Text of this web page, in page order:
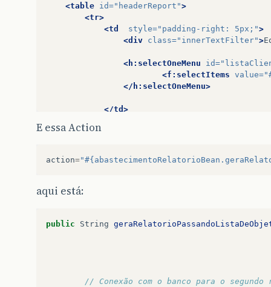
<table id="headerReport">
<tr>
<td
style="padding-right: 5px;">
<div class="innerTextFilter">
<h:selectOneMenu id=
<f:selectItems value=
</h:selectOneMenu>
</td>
<h:selectOneMenu
<f:selectItems
<td style= "padding-right:
<h:outputLabel
value=
E essa Action
action=
aqui está:
public String
// Conexão com o banco para o